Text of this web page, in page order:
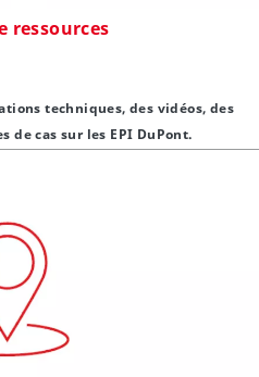
ressources
techniques, des vidéos, des
de cas sur les EPI DuPont.